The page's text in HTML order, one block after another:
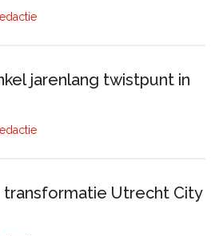
jarenlang twistpunt in
transformatie Utrecht City